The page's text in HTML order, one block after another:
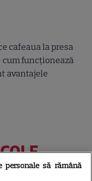
cafeaua la presa
cum funcționează
avantajele
personale să rămână